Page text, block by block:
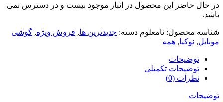
در حال حاضر این محصول در انبار موجود نیست و در دسترس نمی
باشد.
شناسه محصول: نامعلوم دسته: جدیدترین ها, فروش ویژه, گوشی
موبایل, نوکیا, همه
توضیحات
توضیحات تکمیلی
نظرات (0)
توضیحات